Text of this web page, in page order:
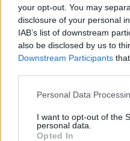
your opt-out. You may
disclosure of your personal
IAB’s list of downstream
also be disclosed by us to
Downstream Participants
Personal Data
I want to opt-out of the
personal data.
Opted In